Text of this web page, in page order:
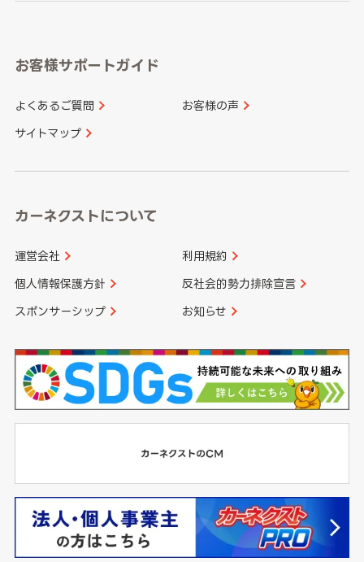
愛知県
和歌山県
山口県
香川県 愛媛県
長崎県
大分県 宮崎県
お客様サポートガイド
よくあるご質問 お客様の声
サイトマップ
カーネクストについて
運営会社 利用規約
個人情報保護方針 反社会的勢力排除宣言
スポンサーシップ お知らせ